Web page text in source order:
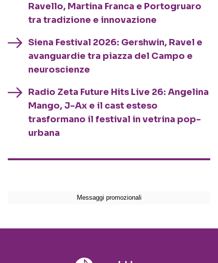
Ravello, Martina Franca e Portogruaro
tra tradizione e innovazione
Siena Festival 2026: Gershwin, Ravel e
avanguardie tra piazza del Campo e
neuroscienze
Radio Zeta Future Hits Live 26: Angelina
Mango, J-Ax e il cast esteso
trasformano il festival in vetrina pop-
urbana